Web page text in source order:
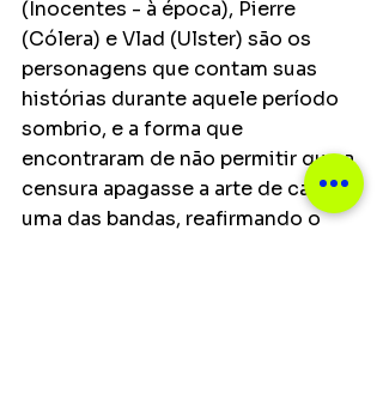
(Inocentes - à época), Pierre
(Cólera) e Vlad (Ulster) são os
personagens que contam suas
histórias durante aquele período
sombrio, e a forma que
encontraram de não permitir que a
censura apagasse a arte de cada
uma das bandas, reafirmando o